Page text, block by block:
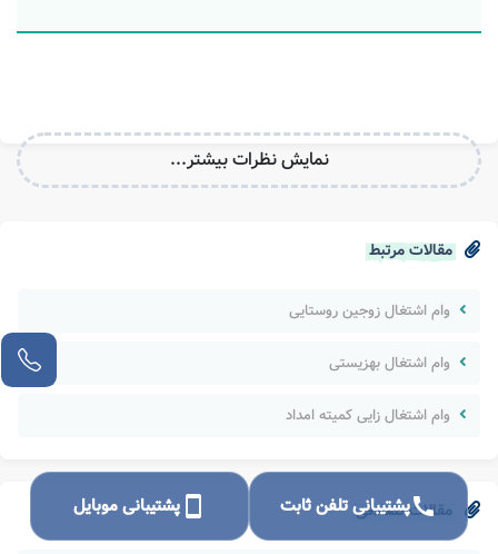
مقالات مرتبط
وام اشتغال زوجین روستایی
وام اشتغال بهزیستی
وام اشتغال زایی کمیته امداد
مقالات تصادفی
نمایش نظرات بیشتر...
callپشتیبانی تلفن ثابت smartphoneپشتیبانی موبایل